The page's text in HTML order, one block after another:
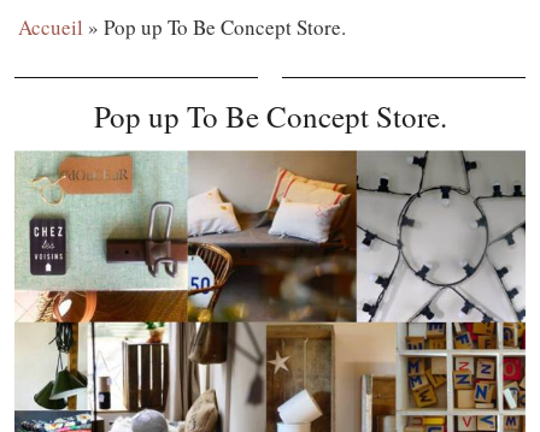
Accueil » Pop up To Be Concept Store.
Pop up To Be Concept Store.